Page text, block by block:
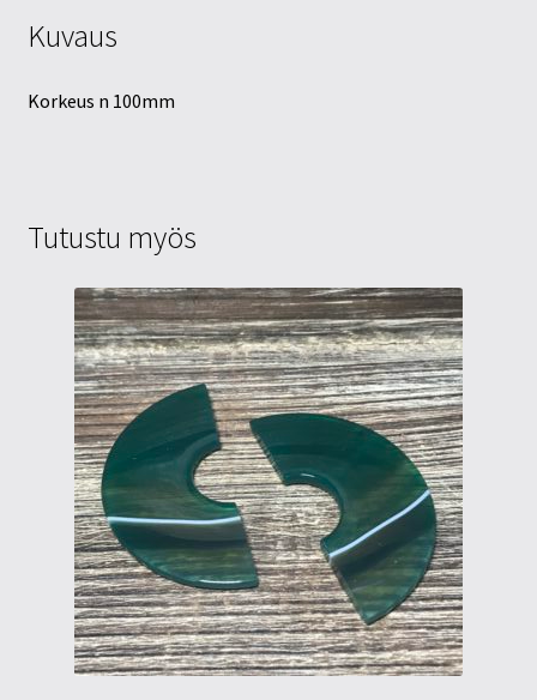
Kuvaus
Korkeus n 100mm
Tutustu myös